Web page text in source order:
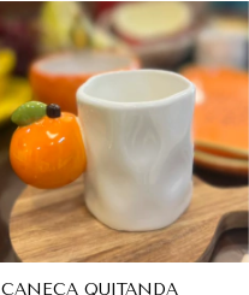
CANECA QUITANDA